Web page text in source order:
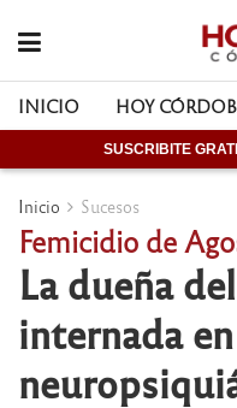
INICIO HOY
SUSCRIBITE
Inicio Sucesos
Femicidio de
La dueña
internada